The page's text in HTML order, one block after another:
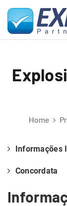
Home
Informações
Concordata